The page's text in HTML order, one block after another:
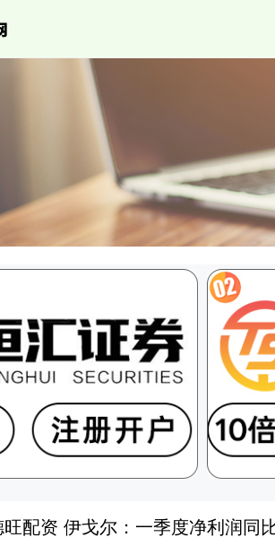
旺配资 伊戈尔：一季度净利润同